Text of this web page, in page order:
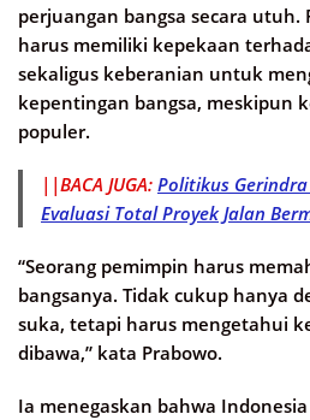
perjuangan bangsa secara utuh.
harus memiliki kepekaan
sekaligus keberanian untuk
kepentingan bangsa, meskipun
populer.
||BACA JUGA: Politikus
Evaluasi Total Proyek Jalan
“Seorang pemimpin harus
bangsanya. Tidak cukup hanya
suka, tetapi harus mengetahui
dibawa,” kata Prabowo.
Ia menegaskan bahwa